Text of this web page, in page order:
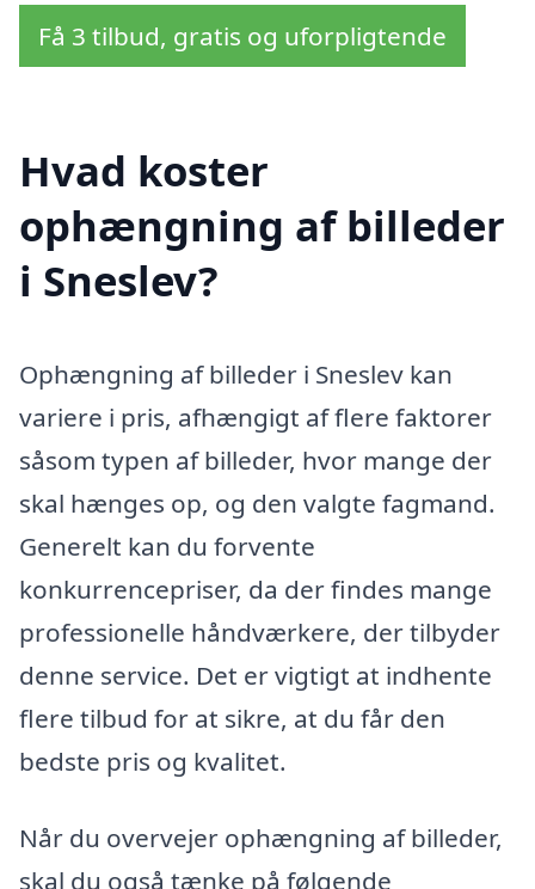
Få 3 tilbud, gratis og uforpligtende
Hvad koster
ophængning af billeder
i Sneslev?
Ophængning af billeder i Sneslev kan
variere i pris, afhængigt af flere faktorer
såsom typen af billeder, hvor mange der
skal hænges op, og den valgte fagmand.
Generelt kan du forvente
konkurrencepriser, da der findes mange
professionelle håndværkere, der tilbyder
denne service. Det er vigtigt at indhente
flere tilbud for at sikre, at du får den
bedste pris og kvalitet.
Når du overvejer ophængning af billeder,
skal du også tænke på følgende